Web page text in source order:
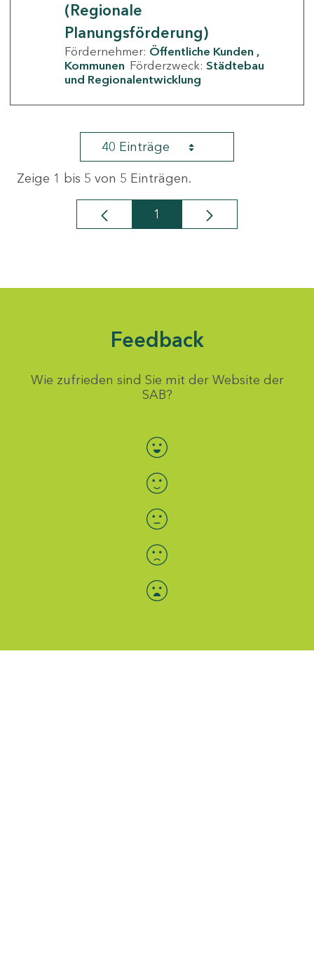
(Regionale
Planungsförderung)
Fördernehmer: Öffentliche Kunden
Kommunen Förderzweck: Städtebau
und Regionalentwicklung
40 Einträge
Zeige 1 bis 5 von 5 Einträgen.
Seite
1
Feedback
Wie zufrieden sind Sie mit der Website der
SAB?
Bewertung auswählen